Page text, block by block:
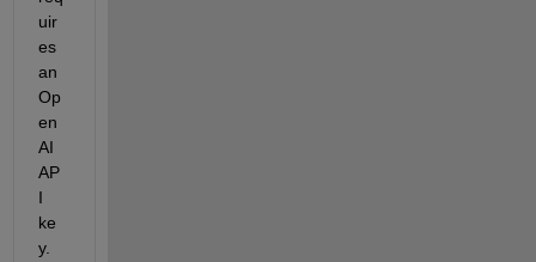
uir
es
an
Op
en
AI
AP
I
ke
y.